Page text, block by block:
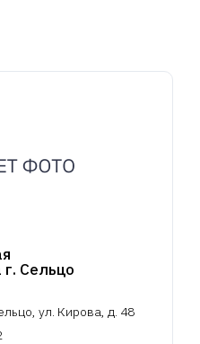
Сельцо
ул. Кирова, д. 48